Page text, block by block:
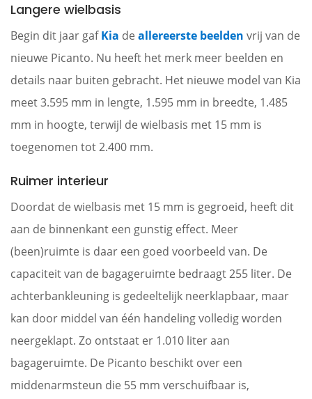
Langere wielbasis
Begin dit jaar gafKia de allereerste beelden vrij van de
nieuwe Picanto. Nu heeft het merk meer beelden en
details naar buiten gebracht. Het nieuwe model van Kia
meet 3.595 mm in lengte, 1.595 mm in breedte, 1.485
mm in hoogte, terwijl de wielbasis met 15 mm is
toegenomen tot 2.400 mm.
Ruimer interieur
Doordat de wielbasis met 15 mm is gegroeid, heeft dit
aan de binnenkant een gunstig effect. Meer
(been)ruimte is daar een goed voorbeeld van. De
capaciteit van de bagageruimte bedraagt 255 liter. De
achterbankleuning is gedeeltelijk neerklapbaar, maar
kan door middel van één handeling volledig worden
neergeklapt. Zo ontstaat er 1.010 liter aan
bagageruimte. De Picanto beschikt over een
middenarmsteun die 55 mm verschuifbaar is,